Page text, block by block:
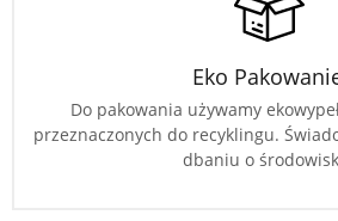
Eko
Do pakowania używamy
przeznaczonych do recyklingu.
dbaniu o